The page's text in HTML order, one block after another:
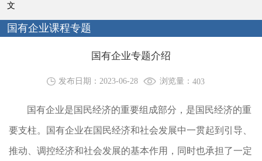
文
国有企业课程专题
国有企业专题介绍
发布日期：2023-06-28 浏览量： 403
国有企业是国民经济的重要组成部分，是国民经济的重
要支柱。国有企业在国民经济和社会发展中一贯起到引导、
推动、调控经济和社会发展的基本作用，同时也承担了一定